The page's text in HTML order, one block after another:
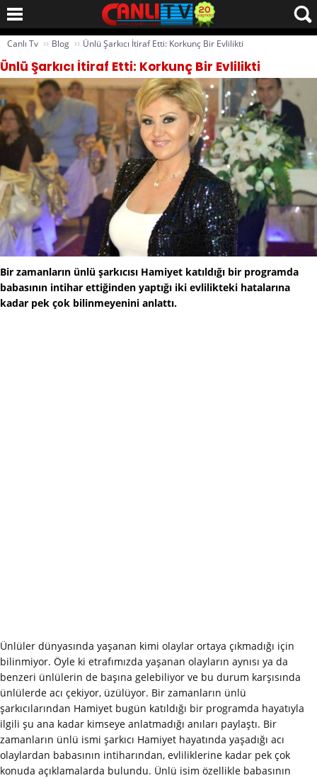
Canlı Tv ›› Blog ›› Ünlü Şarkıcı İtiraf Etti: Korkunç Bir Evlilikti
Ünlü Şarkıcı İtiraf Etti: Korkunç Bir Evlilikti
Bir zamanların ünlü şarkıcısı Hamiyet katıldığı bir programda
babasının intihar ettiğinden yaptığı iki evlilikteki hatalarına
kadar pek çok bilinmeyenini anlattı.
Ünlüler dünyasında yaşanan kimi olaylar ortaya çıkmadığı için
bilinmiyor. Öyle ki etrafımızda yaşanan olayların aynısı ya da
benzeri ünlülerin de başına gelebiliyor ve bu durum karşısında
ünlülerde acı çekiyor, üzülüyor. Bir zamanların ünlü
şarkıcılarından Hamiyet bugün katıldığı bir programda hayatıyla
ilgili şu ana kadar kimseye anlatmadığı anıları paylaştı. Bir
zamanların ünlü ismi şarkıcı Hamiyet hayatında yaşadığı acı
olaylardan babasının intiharından, evliliklerine kadar pek çok
konuda açıklamalarda bulundu. Ünlü isim özellikle babasının